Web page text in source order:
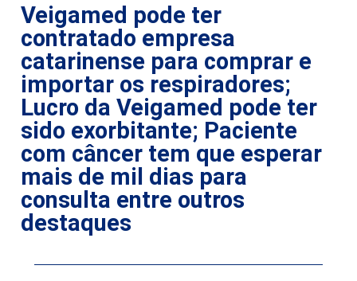
Veigamed pode ter
contratado empresa
catarinense para comprar e
importar os respiradores;
Lucro da Veigamed pode ter
sido exorbitante; Paciente
com câncer tem que esperar
mais de mil dias para
consulta entre outros
destaques